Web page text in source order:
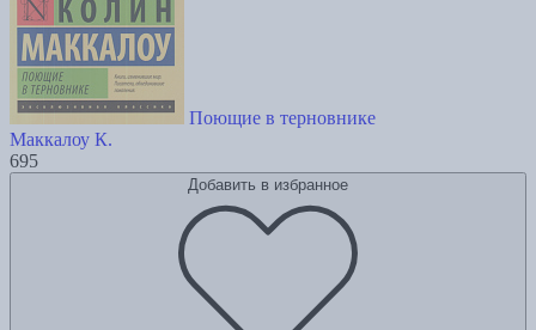
Поющие в терновнике
Маккалоу К.
695
Добавить в избранное